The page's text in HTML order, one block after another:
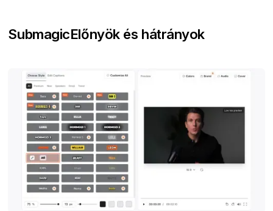
SubmagicElőnyök és hátrányok